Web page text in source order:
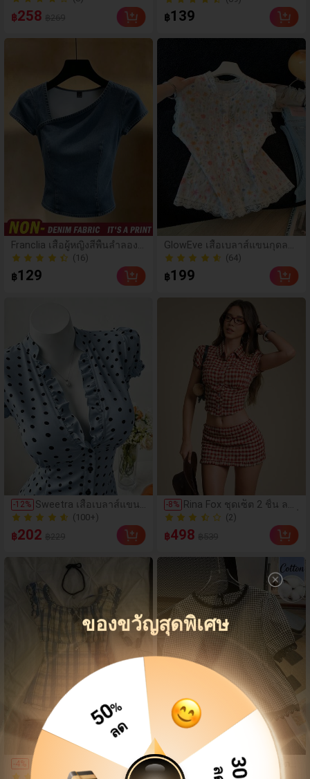
ของขวัญสุดพิเศษ
50 %
ลด
ระบายหน้าอกขนาดใหญ่ แ
ขนระบายจับจีบ เหมาะสำห
หราประจำวัน การเดทโรแ
มนติก การพักผ่อนชายหาด
฿258
Franclia เสื้อผู้หญิงสีพื้นลำลองอ
เนกประสงค์สำหรับใส่ประจำวัน
(16)
200+ ขายแล้ว
200+ ขายแล้ว
฿129
-12% Sweetra เสื้อเบลาส์แขนสั้
นทรงเข้ารูป ไซส์ใหญ่ สไ
ตล์มินิมอลอเนกประสงค์
ลายจุด ดีไซน์เฉพาะตัว เรี
(100+)
฿202
-4%
IslaSuriya เสื้อผู้หญิงลายส
ก็อตจีบ ลำลอง อเนกประส
(3)
องอเนกประสงค์
100+ ขายแล้ว
฿139
GlowEve เสื้อเบลาส์แขนกุดลาย
ดอกไม้ตกแต่งลูกไม้สำหรับผู้หญิ
งสไตล์ลำลองฤดูร้อน
(64)
100+ ขายแล้ว
100+ ขายแล้ว
฿199
-8% Rina Fox ชุดเซ็ต 2 ชิ้น ลาย
ตารางกิงแฮมสีแดงสไตล์ฝรั่
งเศสพิมพ์ลายดอกไม้ เสื้อค
รอปและกระโปรงมินิระบา
(2)
฿498
SHEIN Franclia 2026 เสื้อเชิ้ตแ
ขนสั้นลายสก๊อตแต่งลูกไม้ฝรั่งเ
(100+)
200+ ขายแล้ว